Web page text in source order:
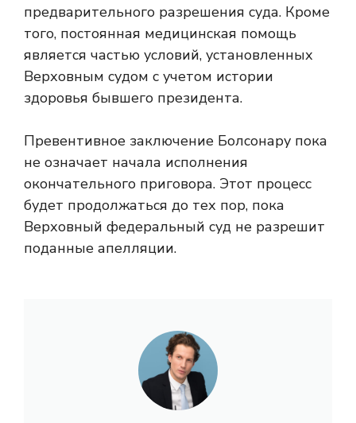
предварительного разрешения суда. Кроме
того, постоянная медицинская помощь
является частью условий, установленных
Верховным судом с учетом истории
здоровья бывшего президента.
Превентивное заключение Болсонару пока
не означает начала исполнения
окончательного приговора. Этот процесс
будет продолжаться до тех пор, пока
Верховный федеральный суд не разрешит
поданные апелляции.